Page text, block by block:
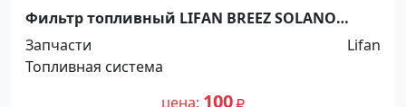
Фильтр топливный LIFAN BREEZ SOLANO
Краснодар
Запчасти
Lifan
Топливная система
цена 100